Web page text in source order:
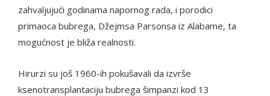
zahvaljujući godinama napornog rada, i porodici
primaoca bubrega, Džejmsa Parsonsa iz Alabame, ta
mogućnost je bliža realnosti.
Hirurzi su još 1960-ih pokušavali da izvrše
ksenotransplantaciju bubrega šimpanzi kod 13